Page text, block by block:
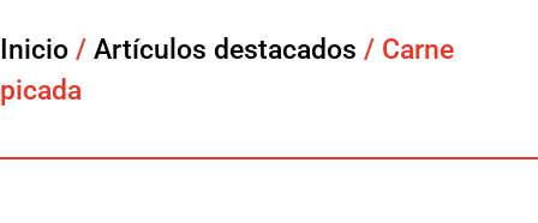
Inicio / Artículos destacados / Carne
picada